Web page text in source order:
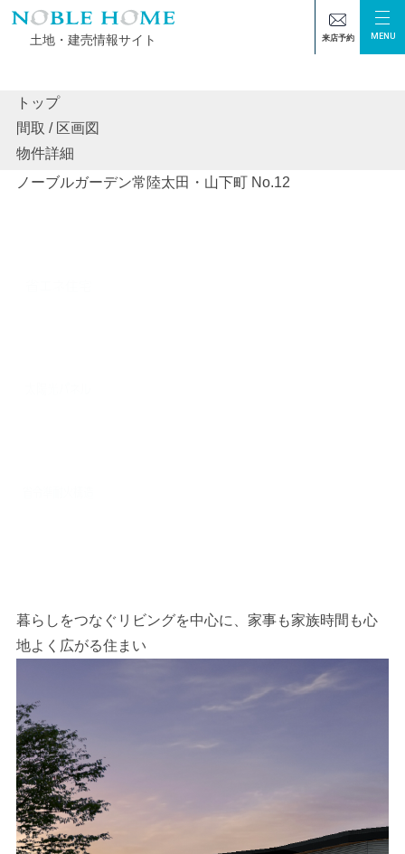
土地・建売情報サイト 来店予約 MENU
トップ
間取 / 区画図
物件詳細
TOP 物件情報
ノーブルガーデン常陸太田・山下町 No.12
暮らしをつなぐリビングを中心に、家事も家族時間も心
地よく広がる住まい